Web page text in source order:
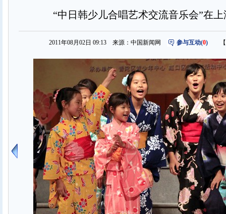
“中日韩少儿合唱艺术交流音乐会”在
2011年08月02日 09:13 来源：中国新闻网 参与互动(0) 【